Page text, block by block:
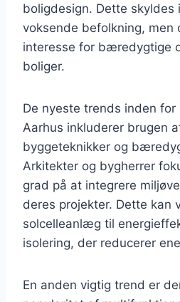
boligdesign. Dette skyldes
voksende befolkning, men
interesse for bæredygtige
boliger.
De nyeste trends inden for
Aarhus inkluderer brugen
byggeteknikker og
Arkitekter og bygherrer
grad på at integrere
deres projekter. Dette kan
solcelleanlæg til
isolering, der reducerer
En anden vigtig trend er